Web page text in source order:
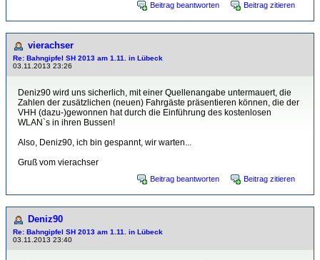
Beitrag beantworten Beitrag zitieren
vierachser
Re: Bahngipfel SH 2013 am 1.11. in Lübeck
03.11.2013 23:26
Deniz90 wird uns sicherlich, mit einer Quellenangabe untermauert, die
Zahlen der zusätzlichen (neuen) Fahrgäste präsentieren können, die der
VHH (dazu-)gewonnen hat durch die Einführung des kostenlosen
WLAN`s in ihren Bussen!
Also, Deniz90, ich bin gespannt, wir warten...
Gruß vom vierachser
Beitrag beantworten Beitrag zitieren
Deniz90
Re: Bahngipfel SH 2013 am 1.11. in Lübeck
03.11.2013 23:40